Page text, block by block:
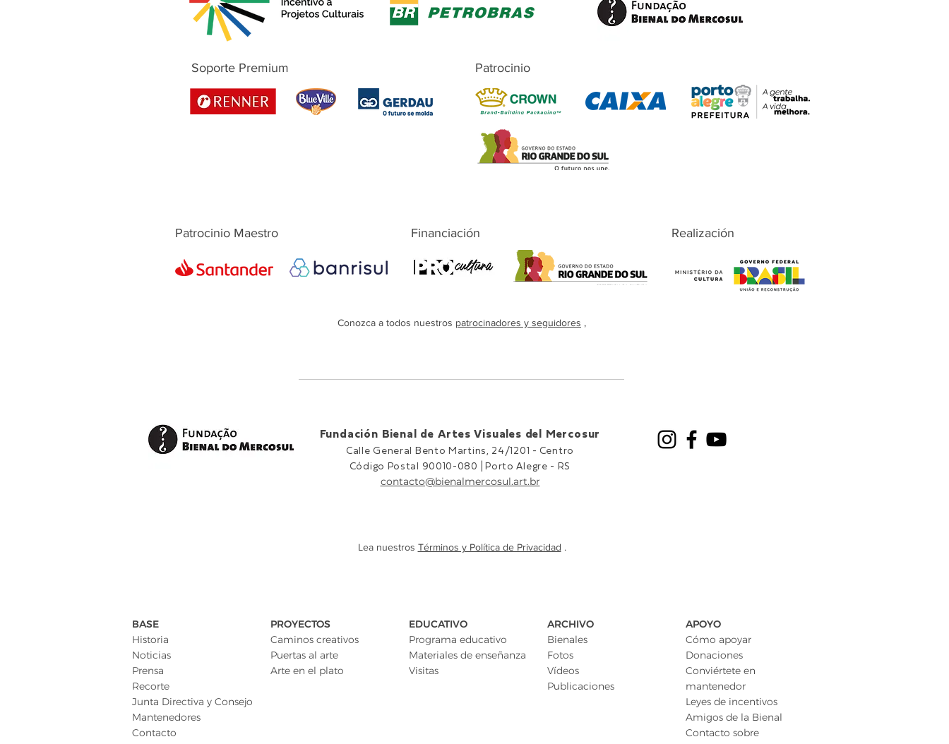
Soporte Premium Patrocinio
Patrocinio Maestro Financiación Realización
Conozca a todos nuestros patrocinadores y seguidores ,
Fundación Bienal de Artes Visuales del Mercosur
Calle General Bento Martins, 24/1201 - Centro
Código Postal 90010-080 |
Porto Alegre - RS
contacto@bienalmercosul.art.br
Lea nuestros Términos y Política de Privacidad .
BASE
Historia
Noticias
Prensa
Recorte
Junta Directiva y Consejo
Mantenedores
Contacto
PROYECTOS
Caminos creativos
Puertas al arte
Arte en el plato
EDUCATIVO
Programa educativo
Materiales de enseñanza
Visitas
ARCHIVO
Bienales
Fotos
Vídeos
Publicaciones
APOYO
Cómo apoyar
Donaciones
Conviértete en
mantenedor
Leyes de incentivos
Amigos de la Bienal
Contacto sobre